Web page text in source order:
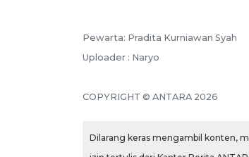
Pewarta: Pradita Kurniawan Syah
Uploader : Naryo
COPYRIGHT © ANTARA 2026
Dilarang keras mengambil konten,